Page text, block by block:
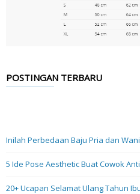
POSTINGAN TERBARU
Inilah Perbedaan Baju Pria dan
5 Ide Pose Aesthetic Buat Cowok
20+ Ucapan Selamat Ulang Tahun